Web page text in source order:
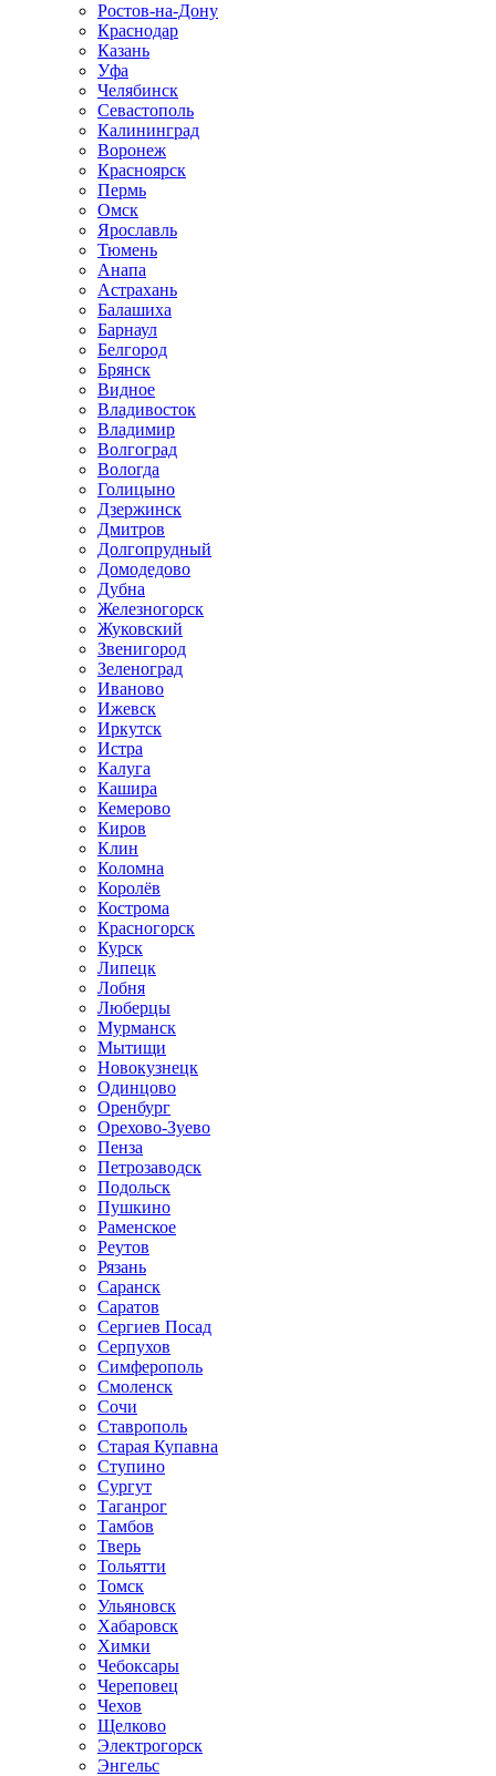
Ростов-на-Дону
Краснодар
Казань
Уфа
Челябинск
Севастополь
Калининград
Воронеж
Красноярск
Пермь
Омск
Ярославль
Тюмень
Анапа
Астрахань
Балашиха
Барнаул
Белгород
Брянск
Видное
Владивосток
Владимир
Волгоград
Вологда
Голицыно
Дзержинск
Дмитров
Долгопрудный
Домодедово
Дубна
Железногорск
Жуковский
Звенигород
Зеленоград
Иваново
Ижевск
Иркутск
Истра
Калуга
Кашира
Кемерово
Киров
Клин
Коломна
Королёв
Кострома
Красногорск
Курск
Липецк
Лобня
Люберцы
Мурманск
Мытищи
Новокузнецк
Одинцово
Оренбург
Орехово-Зуево
Пенза
Петрозаводск
Подольск
Пушкино
Раменское
Реутов
Рязань
Саранск
Саратов
Сергиев Посад
Серпухов
Симферополь
Смоленск
Сочи
Ставрополь
Старая Купавна
Ступино
Сургут
Таганрог
Тамбов
Тверь
Тольятти
Томск
Ульяновск
Хабаровск
Химки
Чебоксары
Череповец
Чехов
Щелково
Электрогорск
Энгельс